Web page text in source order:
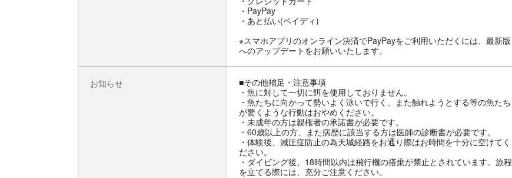
・PayPay
・あと払い(ペイディ)
※スマホアプリのオンライン決済でPayPayをご利用いただくには、最新版
へのアップデートをお願いいたします。
お知らせ
■その他補足・注意事項
・魚に対して一切に餌を使用しておりません。
・魚たちに向かって勢いよく泳いで行く、また触れようとする等の魚たち
が驚くような行動はおやめください。
・未成年の方は親権者の承諾書が必要です。
・60歳以上の方、また病歴に該当する方は医師の診断書が必要です。
・体験後、減圧症防止の為天城経路をお通り際はお時間を十分に空けてく
ださい。
・ダイビング後、18時間以内は飛行機の搭乗が禁止とされています。旅程
を立てる際には、充分ご注意ください。